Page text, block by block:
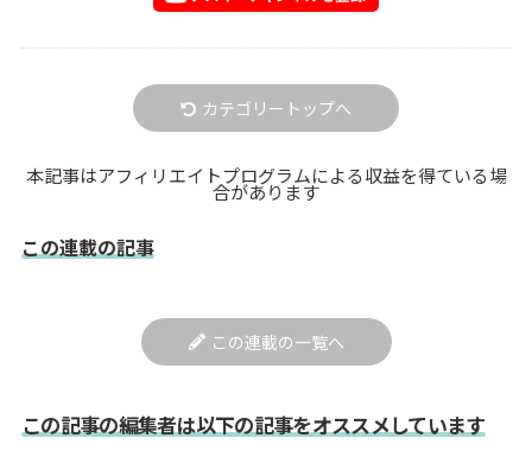
カテゴリートップへ
本記事はアフィリエイトプログラムによる収益を得ている場
合があります
この連載の記事
この連載の一覧へ
この記事の編集者は以下の記事をオススメしています